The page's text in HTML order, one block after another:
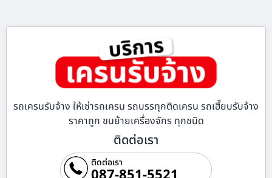
รถเครนรับจ้าง ให้เช่ารถเครน รถบรรทุกติดเครน รถเฮี๊ยบรับจ้าง
ราคาถูก ขนย้ายเครื่องจักร ทุกชนิด
ติดต่อเรา
ติดต่อเรา